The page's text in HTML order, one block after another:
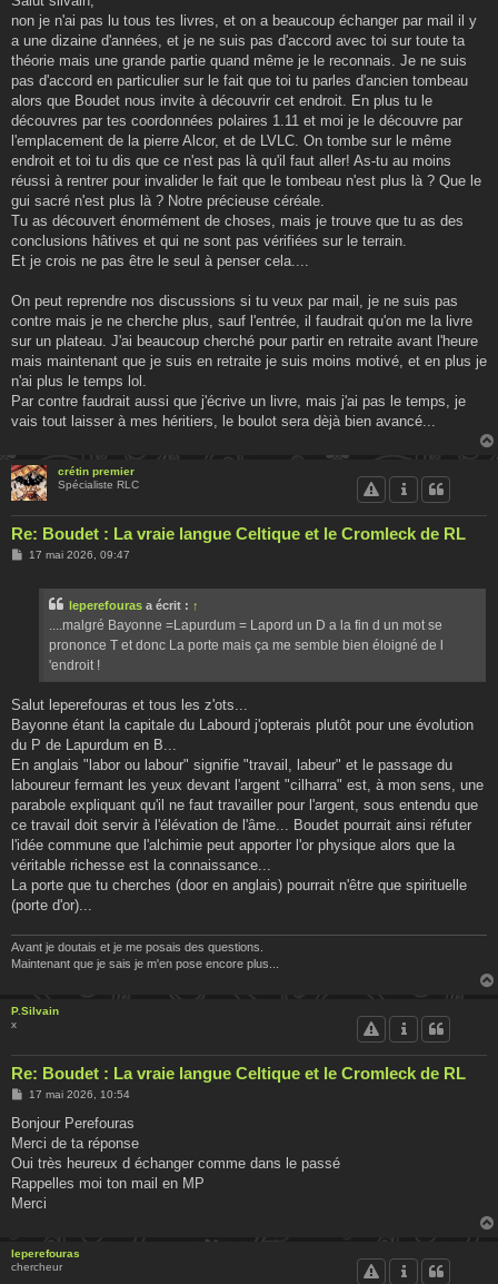
a
g
non je n'ai pas lu tous tes livres, et on a beaucoup échanger par mail il y
a une dizaine d'années, et je ne suis pas d'accord avec toi sur toute ta
théorie mais une grande partie quand même je le reconnais. Je ne suis
pas d'accord en particulier sur le fait que toi tu parles d'ancien tombeau
alors que Boudet nous invite à découvrir cet endroit. En plus tu le
découvres par tes coordonnées polaires 1.11 et moi je le découvre par
l'emplacement de la pierre Alcor, et de LVLC. On tombe sur le même
endroit et toi tu dis que ce n'est pas là qu'il faut aller! As-tu au moins
réussi à rentrer pour invalider le fait que le tombeau n'est plus là ? Que le
gui sacré n'est plus là ? Notre précieuse céréale.
Tu as découvert énormément de choses, mais je trouve que tu as des
conclusions hâtives et qui ne sont pas vérifiées sur le terrain.
Et je crois ne pas être le seul à penser cela....
On peut reprendre nos discussions si tu veux par mail, je ne suis pas
contre mais je ne cherche plus, sauf l'entrée, il faudrait qu'on me la livre
sur un plateau. J'ai beaucoup cherché pour partir en retraite avant l'heure
mais maintenant que je suis en retraite je suis moins motivé, et en plus je
n'ai plus le temps lol.
Par contre faudrait aussi que j'écrive un livre, mais j'ai pas le temps, je
vais tout laisser à mes héritiers, le boulot sera dèjà bien avancé...
crétin premier
Spécialiste RLC
Re: Boudet : La vraie langue Celtique et le Cromleck de RL
M17 mai 2026, 09:47
leperefouras a écrit : ↑
....malgré Bayonne =Lapurdum = Lapord un D a la fin d un mot se
prononce T et donc La porte mais ça me semble bien éloigné de l
'endroit !
Salut leperefouras et tous les z'ots...
Bayonne étant la capitale du Labourd j'opterais plutôt pour une évolution
du P de Lapurdum en B...
En anglais "labor ou labour" signifie "travail, labeur" et le passage du
laboureur fermant les yeux devant l'argent "cilharra" est, à mon sens, une
parabole expliquant qu'il ne faut travailler pour l'argent, sous entendu que
ce travail doit servir à l'élévation de l'âme... Boudet pourrait ainsi réfuter
l'idée commune que l'alchimie peut apporter l'or physique alors que la
véritable richesse est la connaissance...
La porte que tu cherches (door en anglais) pourrait n'être que spirituelle
(porte d'or)...
Avant je doutais et je me posais des questions.
Maintenant que je sais je m'en pose encore plus...
P.Silvain
x
Re: Boudet : La vraie langue Celtique et le Cromleck de RL
M
s
a
g
17 mai 2026, 10:54
Bonjour Perefouras
Merci de ta réponse
Oui très heureux d échanger comme dans le passé
Rappelles moi ton mail en MP
Merci
leperefouras
chercheur